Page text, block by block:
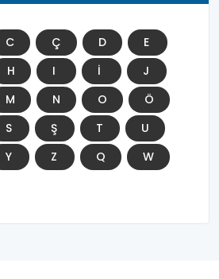
C Ç D
E
H I İ
J
M N O
Ö
S Ş T
U
Y Z Q
W